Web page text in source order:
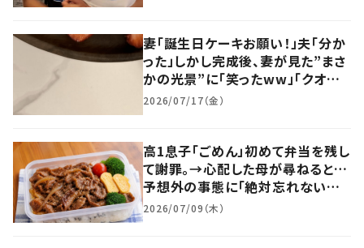
妻「誕生日ケーキお願い！」夫「分か
った」しかし完成後、妻が見た”まさ
かの光景”に「笑ったww」「クオリ
ティ高い」「大興奮ですね」
2026/07/17（金）
高1息子「ごめん」初めて弁当を残し
て謝罪。→心配した母が尋ねると…
予想外の事態に「絶対忘れないね」
「教育されてる」
2026/07/09（木）